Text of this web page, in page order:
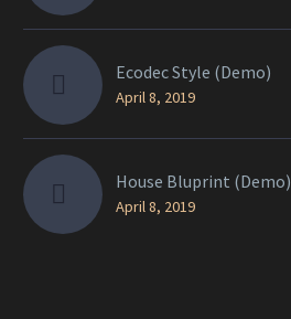
Ecodec Style (Demo)
April 8, 2019
House Bluprint (Demo)
April 8, 2019